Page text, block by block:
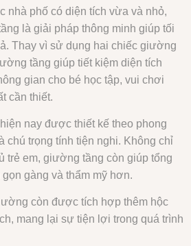
nhà phố có diện tích vừa và nhỏ,
là giải pháp thông minh giúp tối
Thay vì sử dụng hai chiếc giường
tầng giúp tiết kiệm diện tích
gian cho bé học tập, vui chơi
cần thiết.
nay được thiết kế theo phong
chú trọng tính tiện nghi. Không chỉ
trẻ em, giường tầng còn giúp tổng
gàng và thẩm mỹ hơn.
còn được tích hợp thêm hộc
mang lại sự tiện lợi trong quá trình